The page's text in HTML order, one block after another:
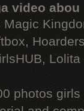
video abou
Lolita
photos